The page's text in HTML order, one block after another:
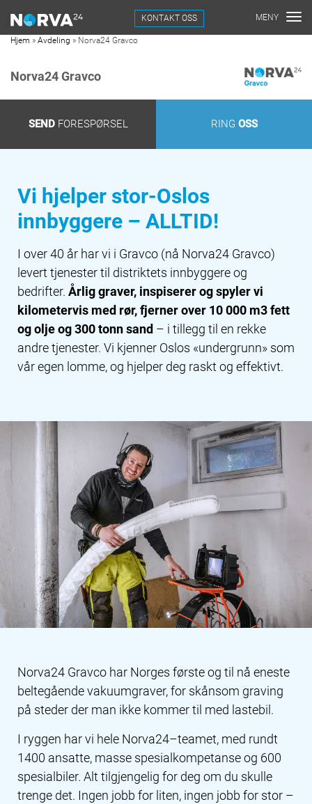
KONTAKT OSS
Hjem » Avdeling » Norva24 Gravco
Norva24 Gravco
SENDFORESPØRSEL RING OSS
Vi hjelper stor-Oslos
innbyggere – ALLTID!
I over 40 år har vi i Gravco (nå Norva24 Gravco)
levert tjenester til distriktets innbyggere og
bedrifter. Årlig graver, inspiserer og spyler vi
kilometervis med rør, fjerner over 10 000 m3 fett
og olje og 300 tonn sand – i tillegg til en rekke
andre tjenester. Vi kjenner Oslos «undergrunn» som
vår egen lomme, og hjelper deg raskt og effektivt.
Norva24 Gravco har Norges første og til nå eneste
beltegående vakuumgraver, for skånsom graving
på steder der man ikke kommer til med lastebil.
I ryggen har vi hele Norva24–teamet, med rundt
1400 ansatte, masse spesialkompetanse og 600
spesialbiler. Alt tilgjengelig for deg om du skulle
trenge det. Ingen jobb for liten, ingen jobb for stor –